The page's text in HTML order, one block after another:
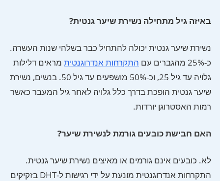
באיזה גיל מתחילה נשירת שיער גנטית?
נשירת שיער גנטית יכולה להתחיל כבר בשלהי שנות העשרה.
כ-25% מהגברים עם
התקרחות אנדרוגנטית מראים דלילות
גלויה עד גיל 25, וכ-50% מושפעים עד גיל 50. בנשים, נשירת
שיער גנטית הופכת בדרך כלל גלויה לאחר גיל המעבר כאשר
רמות האסטרוגן יורדות.
האם חבישת כובעים גורמת לנשירת שיער?
לא. כובעים אינם גורמים או מאיצים נשירת שיער גנטית.
התקרחות אנדרוגנטית מונעת על ידי רגישות ל-DHT בזקיקים